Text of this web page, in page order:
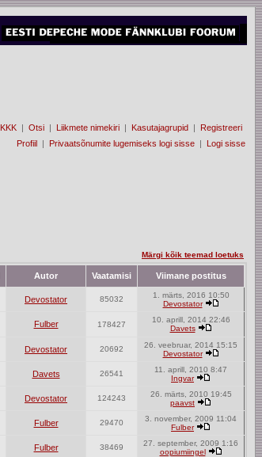
KKK | Otsi | Liikmete nimekiri | Kasutajagrupid | Registreeri
Profiil | Privaatsõnumite lugemiseks logi sisse | Logi sisse
Märgi kõik teemad loetuks
Autor Vaatamisi Viimane postitus
Devostator 85032
1. märts, 2016 10:50
Devostator
Fulber 178427
10. aprill, 2014 22:46
Davets
Devostator 20692
26. veebruar, 2014 15:15
Devostator
Davets 26541
11. aprill, 2010 8:47
Ingvar
Devostator 124243
26. märts, 2010 19:45
paavst
Fulber 29470
3. november, 2009 11:04
Fulber
Fulber 38469
27. september, 2009 1:16
oopiumiingel